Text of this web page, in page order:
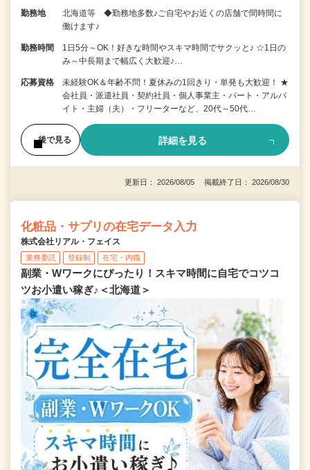
勤務地
北海道等 ◆勤務地多数♪ご自宅やお近くの店舗で間時間に
働けます♪
勤務時間
1日5分～OK！好きな時間やスキマ時間でサクッと♪ ☆1日の
み～中長期まで幅広く大歓迎♪…
応募資格
未経験OK＆年齢不問！夏休みの1回きり・単発も大歓迎！ ★
会社員・派遣社員・契約社員・個人事業主・パート・アルバ
イト・主婦（夫）・フリーターなど、20代～50代…
後で見る 詳細を見る
更新日： 2026/08/05 掲載終了日： 2026/08/30
化粧品・サプリの在宅データ入力
株式会社リアル・フェイス
業務委託 登録制 在宅・内職
副業・Wワークにぴったり！スキマ時間に自宅でコツコ
ツお小遣い稼ぎ♪＜北海道＞